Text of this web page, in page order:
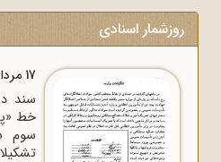
روزشمار اسنادی
17 مرداد
سند
خط
سوم